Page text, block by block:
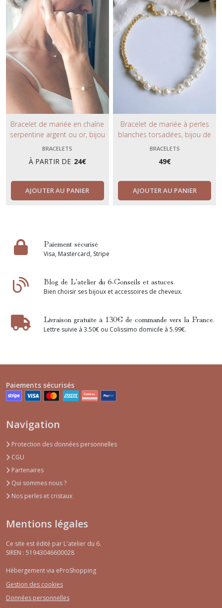
Bracelet de mariée en chaîne
serpentine argent ou or, bijou
de poignet avec perle solitaire
nacrée blanche, bijou fin et
minimaliste.
BRACELETS
À PARTIR DE 24€
AJOUTER AU PANIER
Bracelet de mariée à perles
blanches torsadées, bijou de
mariage précieux, chic et
2024.
BRACELETS
49€
AJOUTER AU PANIER
Paiement sécurisé
Visa, Mastercard, Stripe
Blog de L'atelier du 6-Conseils et astuces.
Bien choisir ses bijoux et accessoires de cheveux.
Livraison gratuite à 130€ de commande vers la France.
Lettre suivie à 3.50€ ou Colissimo domicile à 5.99€.
Paiements sécurisés
Navigation
Protection des données personnelles
CGU
Partenaires
Qui sommes nous ?
Nos perles et cristaux
Mentions légales
Ce site est édité par L'atelier du 6.
SIREN : 51943046600028
Hébergement via eProShopping
Gestion des cookies
Données personnelles